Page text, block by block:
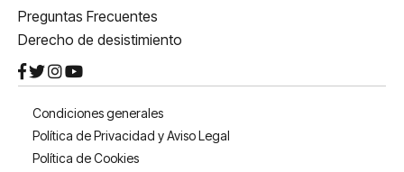
Preguntas Frecuentes
Derecho de desistimiento
Condiciones generales
Política de Privacidad y Aviso Legal
Política de Cookies